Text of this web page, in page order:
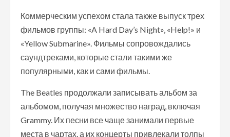
Коммерческим успехом стала также выпуск трех
фильмов группы: «A Hard Day’s Night», «Help!» и
«Yellow Submarine». Фильмы сопровождались
саундтреками, которые стали такими же
популярными, как и сами фильмы.
The Beatles продолжали записывать альбом за
альбомом, получая множество наград, включая
Grammy. Их песни все чаще занимали первые
места в чартах, а их концерты привлекали толпы